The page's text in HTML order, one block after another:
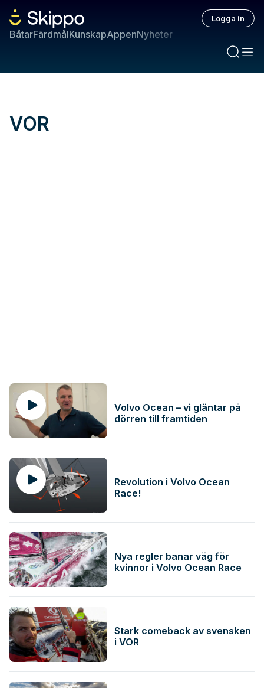
BåtarFärdmålKunskapAppenNyheter
Logga in
VOR
Volvo Ocean – vi gläntar på
dörren till framtiden
Revolution i Volvo Ocean
Race!
Nya regler banar väg för
kvinnor i Volvo Ocean Race
Stark comeback av svensken
i VOR